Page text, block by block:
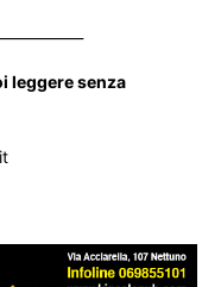
leggere senza